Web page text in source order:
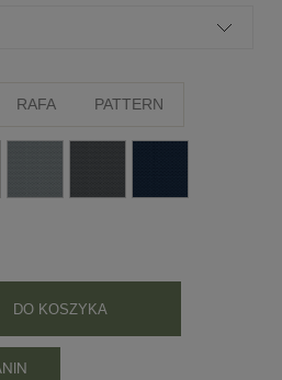
RAFA PATTERN
DO KOSZYKA